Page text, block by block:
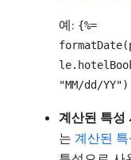
예: {%=
"MM/dd/
계산된 특성
는 계산된